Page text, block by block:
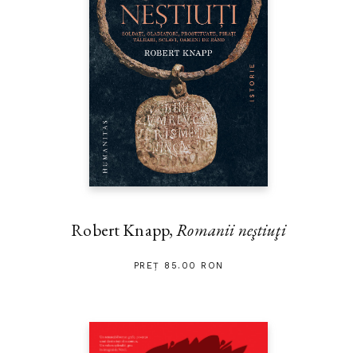
Robert Knapp,Romanii neştiuţi
PREȚ 85.00 RON